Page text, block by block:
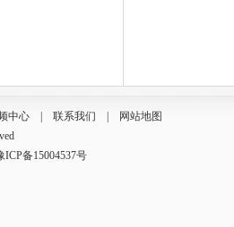
中心 联系我们
网站地图
ICP备15004537号